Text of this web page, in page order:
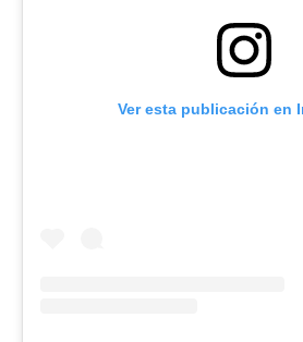
Ver esta publicación en